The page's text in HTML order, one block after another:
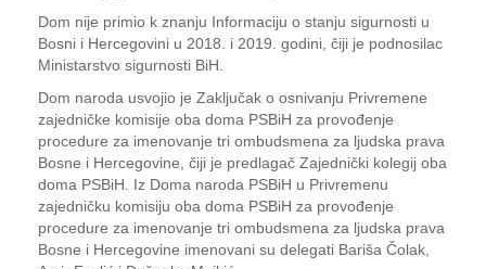
Dom nije primio k znanju Informaciju o stanju sigurnosti u
Bosni i Hercegovini u 2018. i 2019. godini, čiji je podnosilac
Ministarstvo sigurnosti BiH.
Dom naroda usvojio je Zaključak o osnivanju Privremene
zajedničke komisije oba doma PSBiH za provođenje
procedure za imenovanje tri ombudsmena za ljudska prava
Bosne i Hercegovine, čiji je predlagač Zajednički kolegij oba
doma PSBiH. Iz Doma naroda PSBiH u Privremenu
zajedničku komisiju oba doma PSBiH za provođenje
procedure za imenovanje tri ombudsmena za ljudska prava
Bosne i Hercegovine imenovani su delegati Bariša Čolak,